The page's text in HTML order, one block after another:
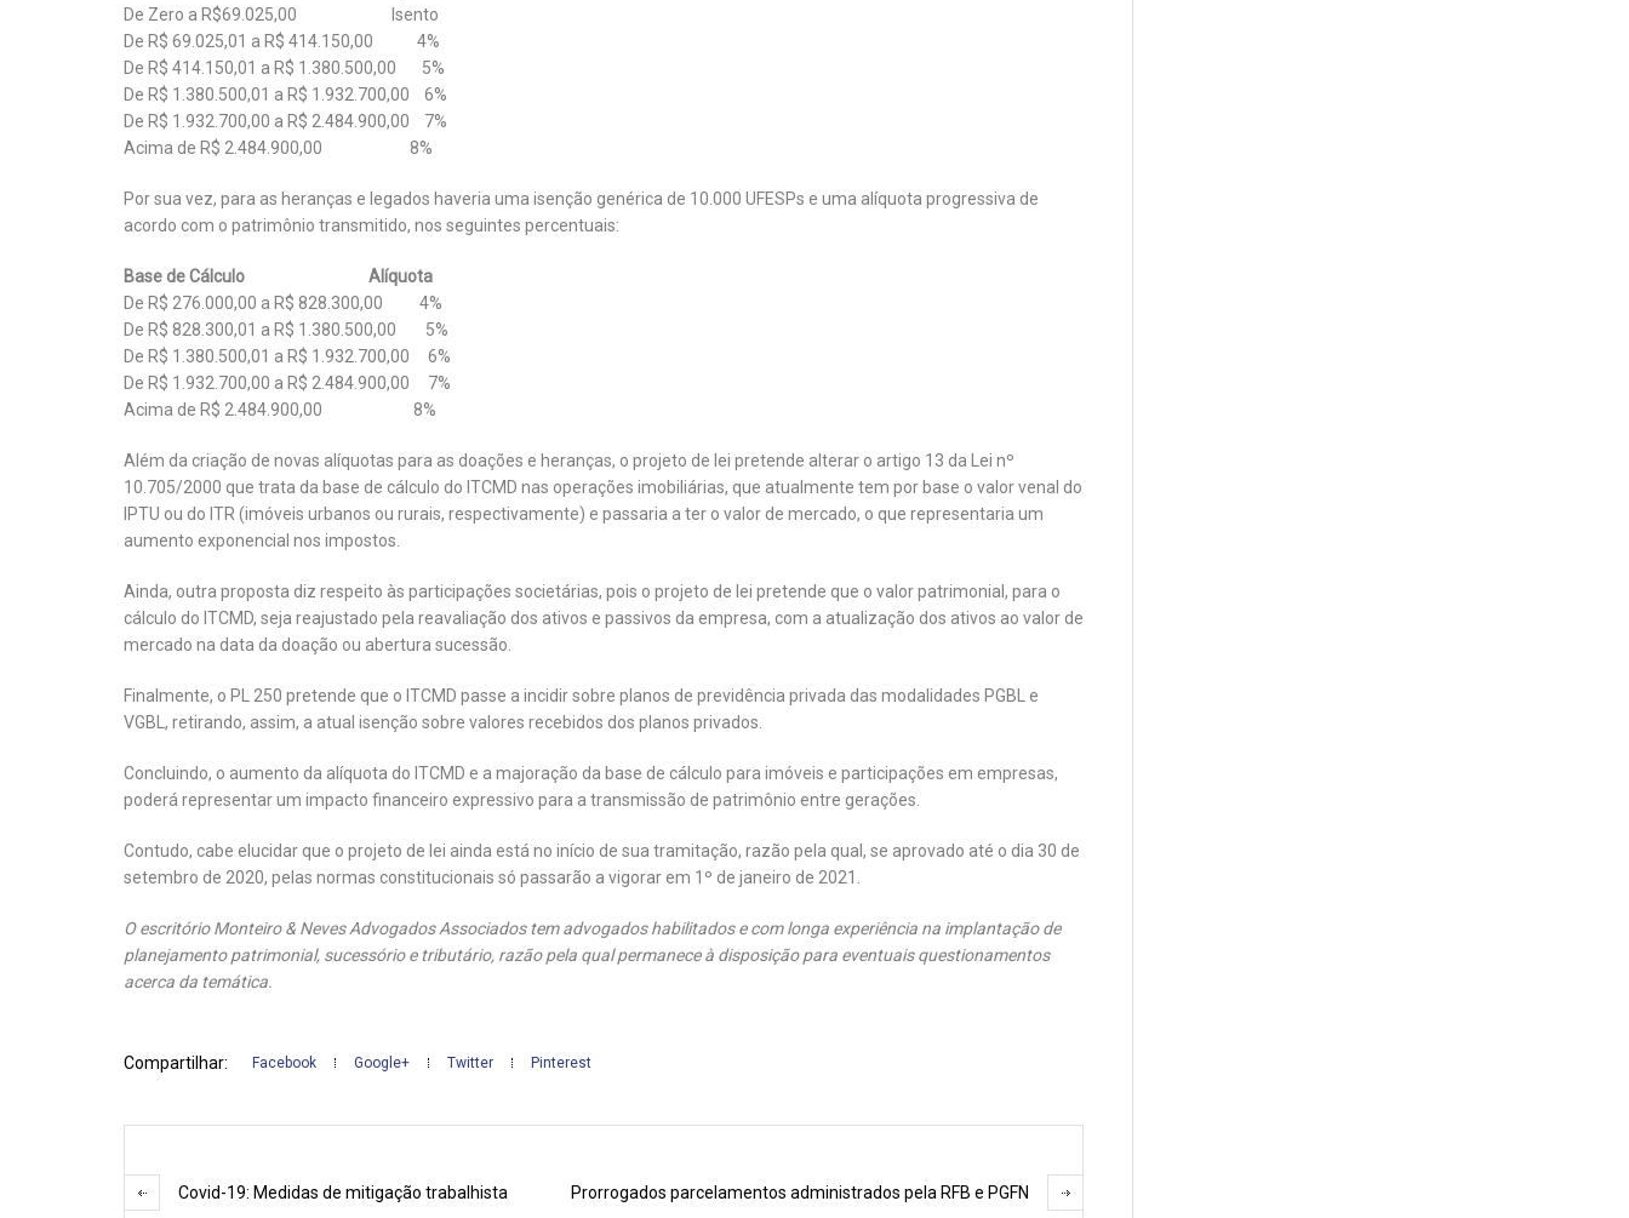
De Zero a R$69.025,00 Isento
De R$ 69.025,01 a R$ 414.150,00 4%
De R$ 414.150,01 a R$ 1.380.500,00 5%
De R$ 1.380.500,01 a R$ 1.932.700,00 6%
De R$ 1.932.700,00 a R$ 2.484.900,00 7%
Acima de R$ 2.484.900,00 8%
Por sua vez, para as heranças e legados haveria uma isenção genérica de 10.000 UFESPs e uma alíquota progressiva de
acordo com o patrimônio transmitido, nos seguintes percentuais:
Base de Cálculo Alíquota
De R$ 276.000,00 a R$ 828.300,00 4%
De R$ 828.300,01 a R$ 1.380.500,00 5%
De R$ 1.380.500,01 a R$ 1.932.700,00 6%
De R$ 1.932.700,00 a R$ 2.484.900,00 7%
Acima de R$ 2.484.900,00 8%
Além da criação de novas alíquotas para as doações e heranças, o projeto de lei pretende alterar o artigo 13 da Lei nº
10.705/2000 que trata da base de cálculo do ITCMD nas operações imobiliárias, que atualmente tem por base o valor venal do
IPTU ou do ITR (imóveis urbanos ou rurais, respectivamente) e passaria a ter o valor de mercado, o que representaria um
aumento exponencial nos impostos.
Ainda, outra proposta diz respeito às participações societárias, pois o projeto de lei pretende que o valor patrimonial, para o
cálculo do ITCMD, seja reajustado pela reavaliação dos ativos e passivos da empresa, com a atualização dos ativos ao valor de
mercado na data da doação ou abertura sucessão.
Finalmente, o PL 250 pretende que o ITCMD passe a incidir sobre planos de previdência privada das modalidades PGBL e
VGBL, retirando, assim, a atual isenção sobre valores recebidos dos planos privados.
Concluindo, o aumento da alíquota do ITCMD e a majoração da base de cálculo para imóveis e participações em empresas,
poderá representar um impacto financeiro expressivo para a transmissão de patrimônio entre gerações.
Contudo, cabe elucidar que o projeto de lei ainda está no início de sua tramitação, razão pela qual, se aprovado até o dia 30 de
setembro de 2020, pelas normas constitucionais só passarão a vigorar em 1º de janeiro de 2021.
O escritório Monteiro & Neves Advogados Associados tem advogados habilitados e com longa experiência na implantação de
planejamento patrimonial, sucessório e tributário, razão pela qual permanece à disposição para eventuais questionamentos
acerca da temática.
Compartilhar: Facebook Google+ Twitter Pinterest
Prorrogados parcelamentos administrados pela RFB e PGFN
Covid-19: Medidas de mitigação trabalhista